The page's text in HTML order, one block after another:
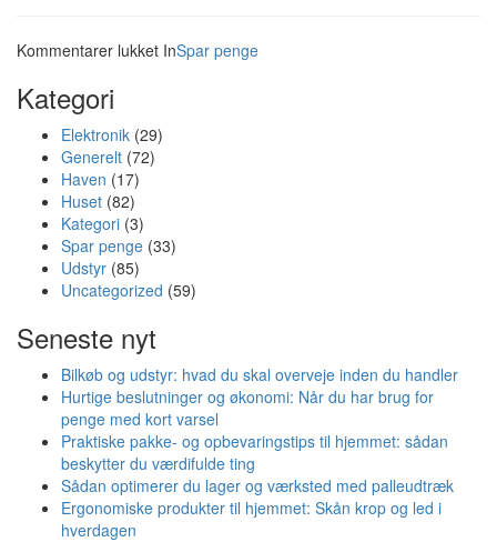
Kommentarer lukkettil
benytte
i
virksomhed
InSpar penge
Kategori
Elektronik (29)
Generelt (72)
Haven (17)
Huset (82)
Kategori (3)
Spar penge (33)
Udstyr (85)
Uncategorized (59)
Seneste nyt
Bilkøb og udstyr: hvad du skal overveje inden du handler
Hurtige beslutninger og økonomi: Når du har brug for
penge med kort varsel
Praktiske pakke- og opbevaringstips til hjemmet: sådan
beskytter du værdifulde ting
Sådan optimerer du lager og værksted med palleudtræk
Ergonomiske produkter til hjemmet: Skån krop og led i
hverdagen